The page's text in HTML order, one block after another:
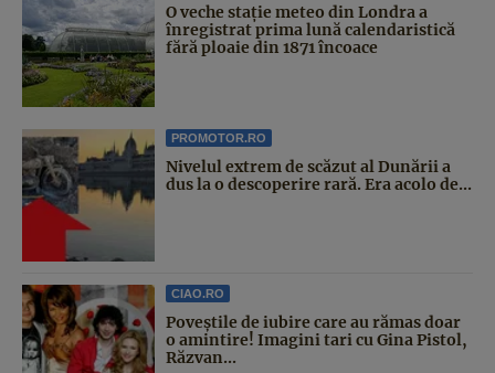
O veche stație meteo din Londra a
înregistrat prima lună calendaristică
fără ploaie din 1871 încoace
PROMOTOR.RO
Nivelul extrem de scăzut al Dunării a
dus la o descoperire rară. Era acolo de...
CIAO.RO
Poveştile de iubire care au rămas doar
o amintire! Imagini tari cu Gina Pistol,
Răzvan...